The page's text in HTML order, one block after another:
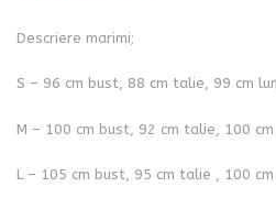
Descriere marimi;
S – 96 cm bust, 88 cm talie, 99 cm
M – 100 cm bust, 92 cm talie, 100 cm
L – 105 cm bust, 95 cm talie , 100 cm